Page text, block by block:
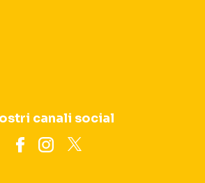
canali social